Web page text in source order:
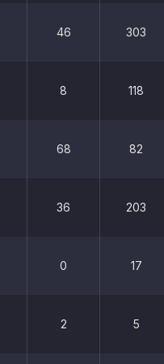
46 303
8 118
68 82
36 203
0 17
2 5